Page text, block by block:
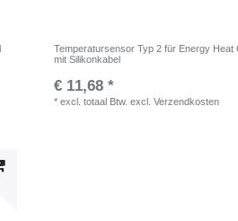
Temperatursensor Typ 2 für Energy Heat
mit Silikonkabel
€ 11,68 *
*excl. totaal Btw. excl.Verzendkosten